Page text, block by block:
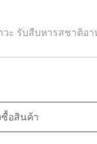
ะ รับสืบหารสชาติอ
ซื้อสินค้า